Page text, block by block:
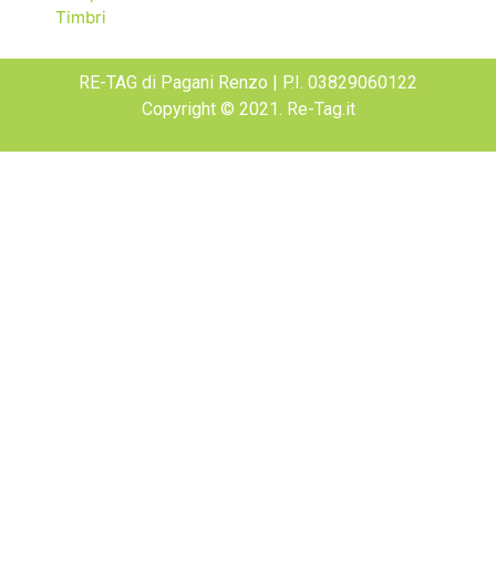
Timbri
RE-TAG di Pagani Renzo | P.I. 03829060122
Copyright © 2021. Re-Tag.it